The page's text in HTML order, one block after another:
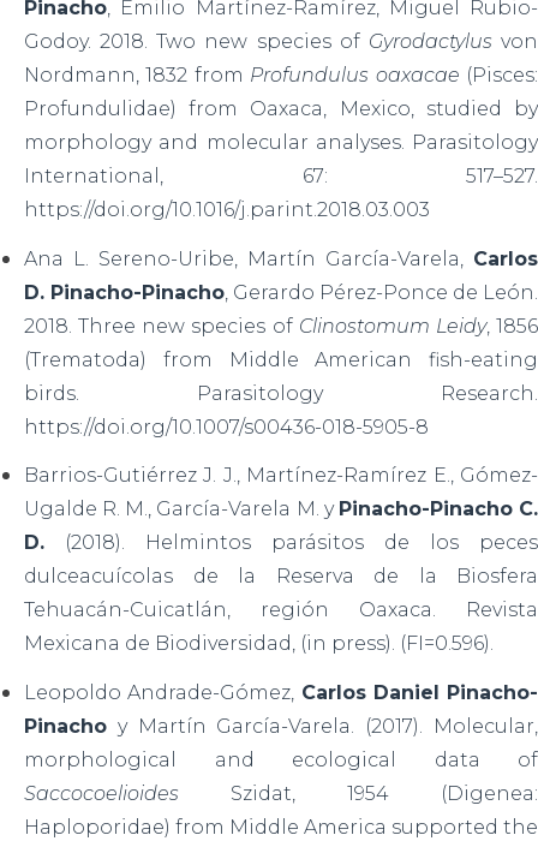
Pinacho, Emilio Martínez-Ramírez, Miguel Rubio-
Godoy. 2018. Two new species of Gyrodactylus von
Nordmann, 1832 from Profundulus oaxacae (Pisces:
Profundulidae) from Oaxaca, Mexico, studied by
morphology and molecular analyses. Parasitology
International, 67: 517–527.
https://doi.org/10.1016/j.parint.2018.03.003
Ana L. Sereno-Uribe, Martín García-Varela, Carlos
D. Pinacho-Pinacho , Gerardo Pérez-Ponce de León.
2018. Three new species of Clinostomum Leidy, 1856
(Trematoda) from Middle American fish-eating
birds. Parasitology Research.
https://doi.org/10.1007/s00436-018-5905-8
Barrios-Gutiérrez J. J., Martínez-Ramírez E., Gómez-
Ugalde R. M., García-Varela M. y Pinacho-Pinacho C.
D. (2018). Helmintos parásitos de los peces
dulceacuícolas de la Reserva de la Biosfera
Tehuacán-Cuicatlán, región Oaxaca. Revista
Mexicana de Biodiversidad, (in press). (FI=0.596).
Leopoldo Andrade-Gómez, Carlos Daniel Pinacho-
Pinacho y Martín García-Varela. (2017). Molecular,
morphological and ecological data of
Saccocoelioides Szidat, 1954 (Digenea:
Haploporidae) from Middle America supported the